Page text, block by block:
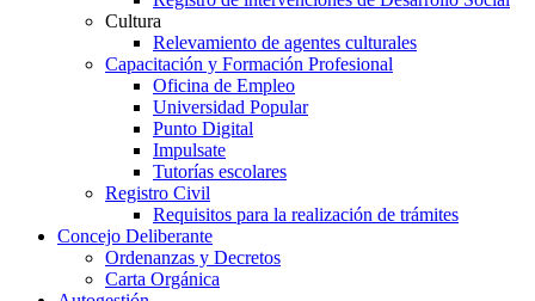
Cultura
Relevamiento de agentes culturales
Capacitación y Formación Profesional
Oficina de Empleo
Universidad Popular
Punto Digital
Impulsate
Tutorías escolares
Registro Civil
Requisitos para la realización de trámites
Concejo Deliberante
Ordenanzas y Decretos
Carta Orgánica